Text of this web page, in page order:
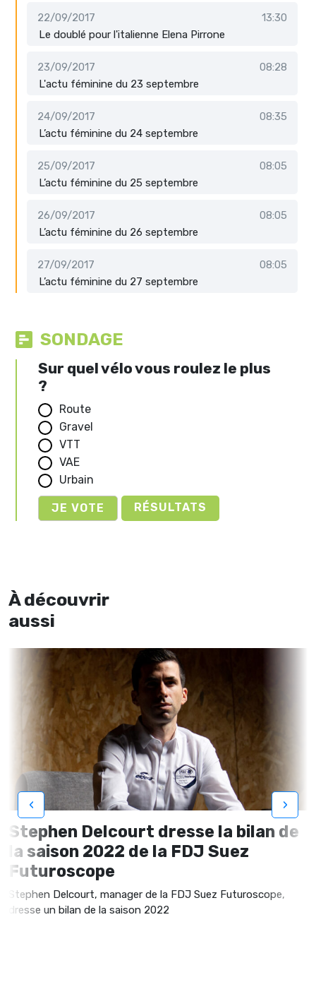
22/09/2017
13:30
Le doublé pour l'italienne Elena Pirrone
23/09/2017
08:28
L'actu féminine du 23 septembre
24/09/2017
08:35
L’actu féminine du 24 septembre
25/09/2017
08:05
L’actu féminine du 25 septembre
26/09/2017
08:05
L’actu féminine du 26 septembre
27/09/2017
08:05
L’actu féminine du 27 septembre
SONDAGE
Sur quel vélo vous roulez le plus
?
Route
Gravel
VTT
VAE
Urbain
RÉSULTATS
À découvrir
aussi
Stephen Delcourt dresse la bilan de
la saison 2022 de la FDJ Suez
Futuroscope
Stephen Delcourt, manager de la FDJ Suez Futuroscope,
dresse un bilan de la saison 2022
‹ ›